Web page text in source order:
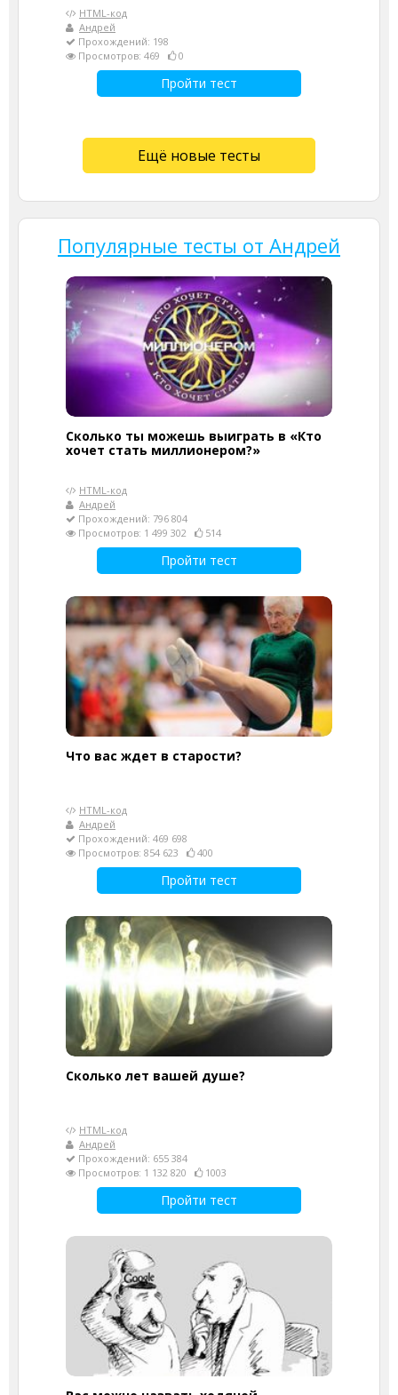
HTML-код
Андрей
Прохождений: 198
Просмотров: 469
0
Пройти тест
Ещё новые тесты
Популярные тесты от Андрей
Сколько ты можешь выиграть в «Кто
хочет стать миллионером?»
HTML-код
Андрей
Прохождений: 796 804
Просмотров: 1 499 302
514
Пройти тест
Что вас ждет в старости?
HTML-код
Андрей
Прохождений: 469 698
Просмотров: 854 623
400
Пройти тест
Cколько лет вашей душе?
HTML-код
Андрей
Прохождений: 655 384
Просмотров: 1 132 820
1003
Пройти тест